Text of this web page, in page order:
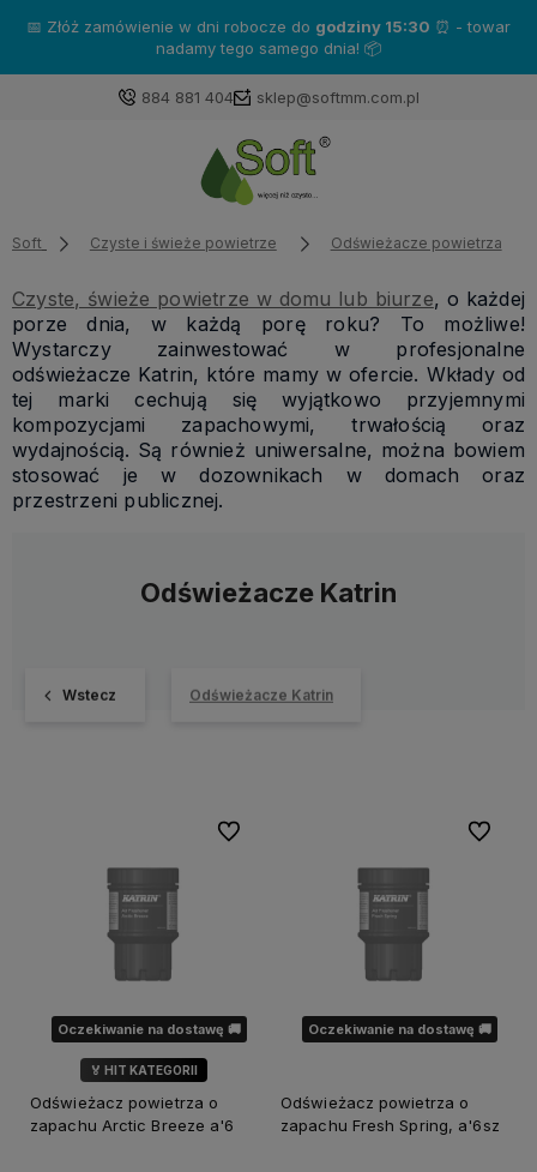
📅 Złóż zamówienie w dni robocze do godziny 15:30 ⏰ - towar
nadamy tego samego dnia! 📦
884 881 404 sklep@softmm.com.pl
Soft Czyste i świeże powietrze Odświeżacze powietrza
Czyste, świeże powietrze w domu lub biurze, o każdej
porze dnia, w każdą porę roku? To możliwe!
Wystarczy zainwestować w profesjonalne
odświeżacze Katrin, które mamy w ofercie. Wkłady od
tej marki cechują się wyjątkowo przyjemnymi
kompozycjami zapachowymi, trwałością oraz
wydajnością. Są również uniwersalne, można bowiem
stosować je w dozownikach w domach oraz
przestrzeni publicznej.
Odświeżacze Katrin
Wstecz Odświeżacze Katrin
Oczekiwanie na dostawę 🚚
🏅 HIT KATEGORII
Odświeżacz powietrza o
zapachu Arctic Breeze a'6
Do ulubionych
Oczekiwanie na dostawę 🚚
Odświeżacz powietrza o
zapachu Fresh Spring, a'6sz
Do